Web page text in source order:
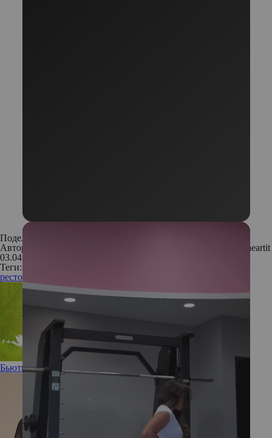
Поделиться:
Автор:
Редакция. Фото: предоставлены пресс-службой, Weheartit
03.04.2018
Теги:
рестораны
Бьюти-помощник: новая эссенция Vinoperfect от Caudalie